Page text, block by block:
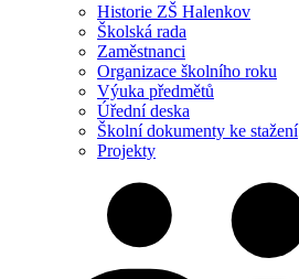
Historie ZŠ Halenkov
Školská rada
Zaměstnanci
Organizace školního roku
Výuka předmětů
Úřední deska
Školní dokumenty ke stažení
Projekty